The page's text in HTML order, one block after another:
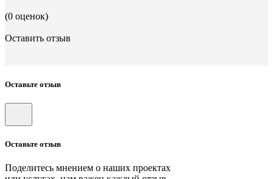
(0 оценок)
Оставить отзыв
Оставьте отзыв
Оставьте отзыв
Поделитесь мнением о наших проектах